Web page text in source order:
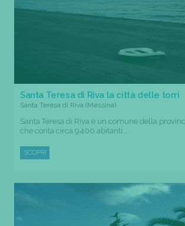
Santa Teresa di Riva la città delle torri
Santa Teresa di Riva (Messina)
Santa Teresa di Riva è un comune della
che conta circa 9400 abitanti....
SCOPRI